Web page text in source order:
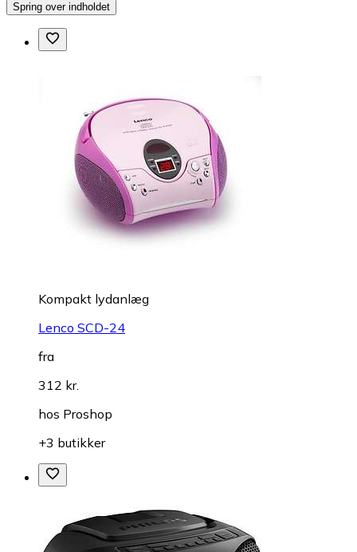
Spring over indholdet
Kompakt lydanlæg
Lenco SCD-24
fra
312 kr.
hos Proshop
+3 butikker